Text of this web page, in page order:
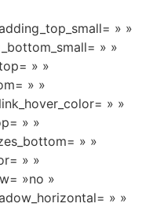
» »
» »
» »
» »
» »
» »
» »
» »
»no »
» »